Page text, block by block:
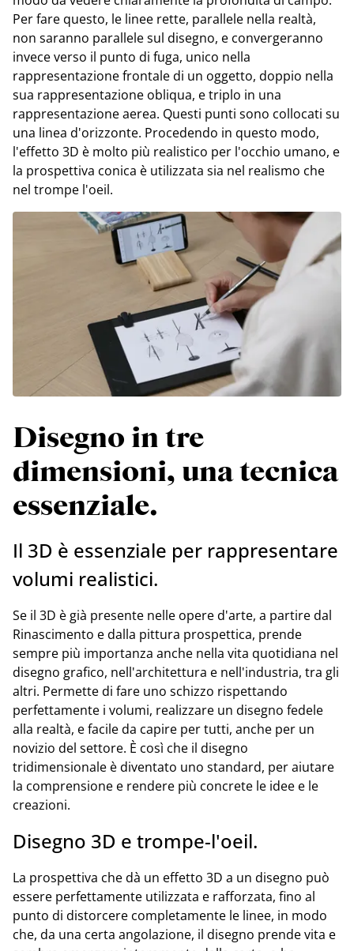
Per fare questo, le linee rette, parallele nella realtà,
non saranno parallele sul disegno, e convergeranno
invece verso il punto di fuga, unico nella
rappresentazione frontale di un oggetto, doppio nella
sua rappresentazione obliqua, e triplo in una
rappresentazione aerea. Questi punti sono collocati su
una linea d'orizzonte. Procedendo in questo modo,
l'effetto 3D è molto più realistico per l'occhio umano, e
la prospettiva conica è utilizzata sia nel realismo che
nel trompe l'oeil.
Disegno in tre
dimensioni, una tecnica
essenziale.
Il 3D è essenziale per rappresentare
volumi realistici.
Se il 3D è già presente nelle opere d'arte, a partire dal
Rinascimento e dalla pittura prospettica, prende
sempre più importanza anche nella vita quotidiana nel
disegno grafico, nell'architettura e nell'industria, tra gli
altri. Permette di fare uno schizzo rispettando
perfettamente i volumi, realizzare un disegno fedele
alla realtà, e facile da capire per tutti, anche per un
novizio del settore. È così che il disegno
tridimensionale è diventato uno standard, per aiutare
la comprensione e rendere più concrete le idee e le
creazioni.
Disegno 3D e trompe-l'oeil.
La prospettiva che dà un effetto 3D a un disegno può
essere perfettamente utilizzata e rafforzata, fino al
punto di distorcere completamente le linee, in modo
che, da una certa angolazione, il disegno prende vita e